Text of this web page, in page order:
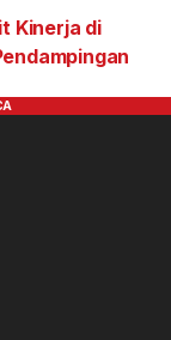
Kinerja di